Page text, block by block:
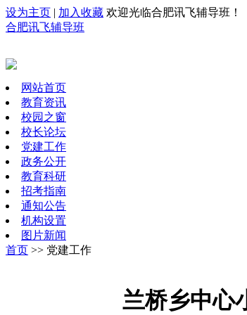
设为主页 | 加入收藏 欢迎光临合肥讯飞辅导班！
合肥讯飞辅导班
网站首页
教育资讯
校园之窗
校长论坛
党建工作
政务公开
教育科研
招考指南
通知公告
机构设置
图片新闻
首页 >> 党建工作
兰桥乡中心